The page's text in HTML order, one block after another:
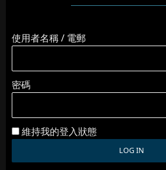
使用者名稱 / 電郵
密碼
維持我的登入狀態